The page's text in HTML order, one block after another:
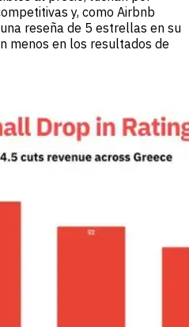
y, como Airbnb
reseña de 5 estrellas en su
menos en los resultados de